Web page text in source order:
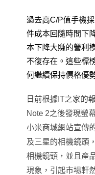
過去高C/P值手機採
件成本回隨時間下
本下降大賺的營利
不復存在 。這些標
何繼續保持價格優
日前根據IT之家的
Note 2之後發現螢
小米商城網站宣傳
及三星的相機鏡頭
相機鏡頭 ， 並且產
現象 ， 引起市場軒